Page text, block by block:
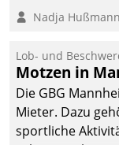
der Bayerischen
Ressort
künftige
gerüstet.
Nadja Hußmann
Lob- und
Motzen in
Die GBG
Mieter. Dazu
sportliche